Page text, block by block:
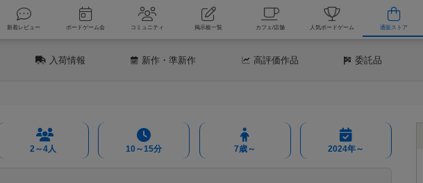
検索 新着レビュー ボードゲーム会 コミュニティ 掲示板一覧 カフェ/店舗 人気ボードゲーム
入荷情報 新作 ・準新作 高評価作品 委託品
2～4人 10～15分 7歳～ 2024年～